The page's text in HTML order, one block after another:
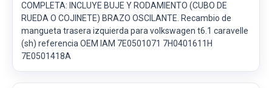
COMPLETA: INCLUYE BUJE Y RODAMIENTO (CUBO DE
RUEDA O COJINETE) BRAZO OSCILANTE. Recambio de
mangueta trasera izquierda para volkswagen t6.1 caravelle
(sh) referencia OEM IAM 7E0501071 7H0401611H
7E0501418A